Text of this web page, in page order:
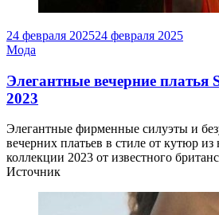
24 февраля 202524 февраля 2025
Мода
Элегантные вечерние платья
2023
Элегантные фирменные силуэты и
вечерних платьев в стиле от кутюр из
коллекции 2023 от известного
Источник